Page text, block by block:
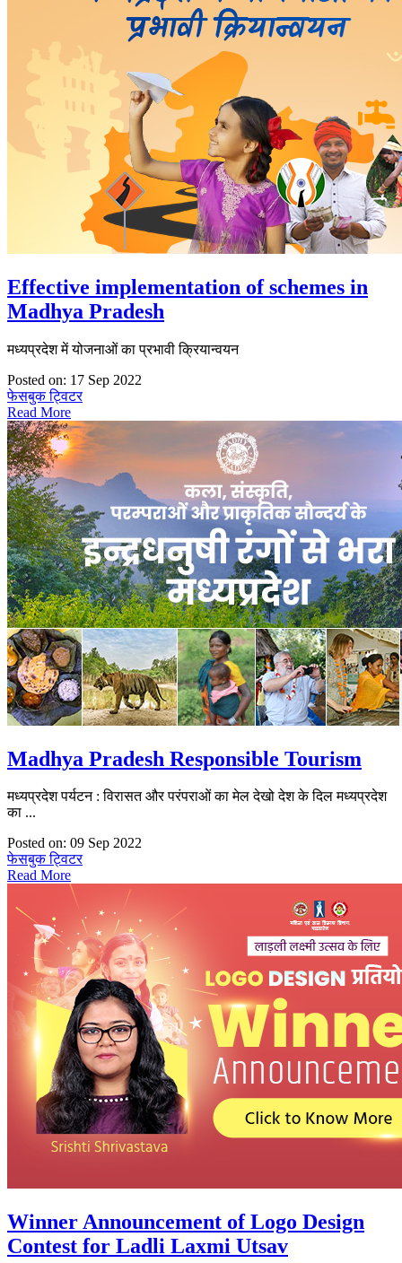
Effective implementation of schemes in
Madhya Pradesh
मध्यप्रदेश में योजनाओं का प्रभावी क्रियान्वयन
Posted on: 17 Sep 2022
फेसबुकट्विटर
Read More
Madhya Pradesh Responsible Tourism
मध्यप्रदेश पर्यटन : विरासत और परंपराओं का मेल देखो देश के दिल मध्यप्रदेश
का ...
Posted on: 09 Sep 2022
फेसबुकट्विटर
Read More
Winner Announcement of Logo Design
Contest for Ladli Laxmi Utsav